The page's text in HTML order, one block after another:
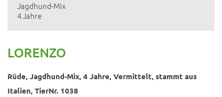
Jagdhund-Mix
4 Jahre
LORENZO
Rüde, Jagdhund-Mix, 4 Jahre, Vermittelt, stammt aus
Italien, TierNr. 1038